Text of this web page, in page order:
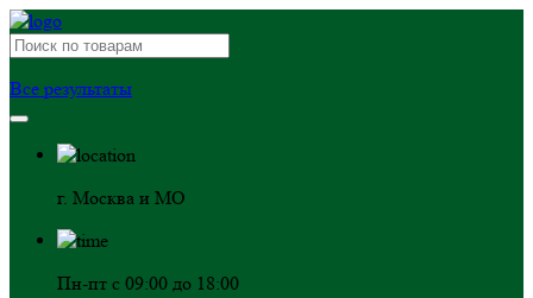
Все результаты
г. Москва и МО
Пн-пт с 09:00 до 18:00